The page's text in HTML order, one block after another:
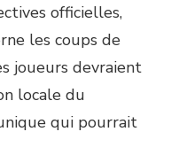
officielles,
les coups de
joueurs devraient
locale du
qui pourrait